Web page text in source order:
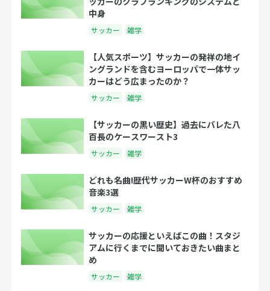
中身
サッカー 雑学
【人気スポーツ】サッカーの発祥の地イ
ングランドを含むヨーロッパで一体サッ
カーはどう広まったのか？
サッカー 雑学
【サッカーの黒い歴史】過去にバレた八
百長のケースワースト3
サッカー 雑学
どれも名曲!歴代サッカーW杯のおすすめ
音楽3選
サッカー 雑学
サッカーの応援といえばこの曲！スタジ
アムに行くまでに聞いておきたい曲まと
め
サッカー 雑学